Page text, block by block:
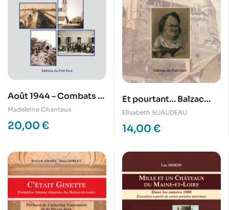
Août 1944 – Combats et
libération des Ponts-
de-Cé et de Mûrs-
Erigné
Madeleine Chanteux
20,00 €
Et pourtant… Balzac
disait vrai
Elisabeth SUAUDEAU
14,00 €